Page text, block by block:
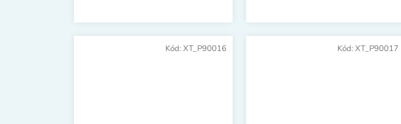
Kód: XT_P90016 Kód: XT_P90017